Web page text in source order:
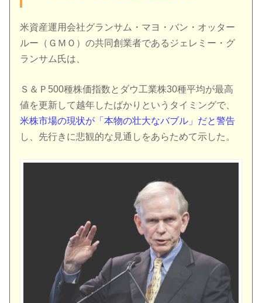
米資産運用会社グランサム・マヨ・バン・オッター
ルー（ＧＭＯ）の共同創業者であるジェレミー・グ
ランサム氏は、
Ｓ＆Ｐ500種株価指数とダウ工業株30種平均が最高
値を更新して越年したばかりというタイミングで、
米株市場の現状が「本物の壮大なバブル」だと警告
し、先行きに悲観的な見通しをあらためて示した。